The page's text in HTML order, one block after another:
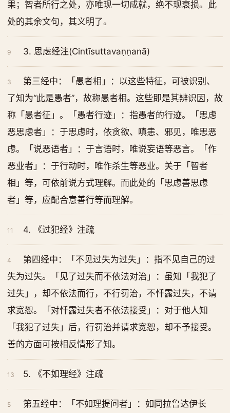
果；智者所行之处，亦唯现一切成就，绝不现衰损。此
处的其余文句，其义明了。
9 3. 思虑经注(Cintīsuttavaṇṇanā)
3
第三经中：「愚者相」：以这些特征，可被识别、
了知为“此是愚者”，故称愚者相。这些即是其辨识因，故
称「愚者征」。「愚者行迹」：指愚者的行迹。「思虑
恶思虑者」：于思虑时，依贪欲、嗔恚、邪见，唯思恶
虑。「说恶语者」：于言语时，唯说妄语等恶言。「作
恶业者」：于行动时，唯作杀生等恶业。关于「智者
相」等，可依前说方式理解。而此处的「思虑善思虑
者」等，应配合意善行等而理解。
11 4. 《过犯经》注疏
4
第四经中：「不见过失为过失」：指不见自己的过
失为过失。「见了过失而不依法对治」：虽知「我犯了
过失」，却不依法而行，不行罚治，不忏露过失，不请
求宽恕。「对忏露过失者不依法接受」：对于他人知
「我犯了过失」后，行罚治并请求宽恕，却不予接受。
善的方面可按相反情形了知。
13 5. 《不如理经》注疏
5
第五经中：「不如理提问者」：如同拉鲁达伊长